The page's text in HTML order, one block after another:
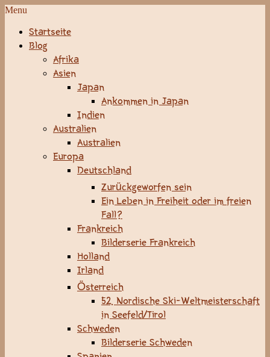
Menu
Startseite
Blog
Afrika
Asien
Japan
Ankommen in Japan
Indien
Australien
Australien
Europa
Deutschland
Zurückgeworfen sein
Ein Leben in Freiheit oder im freien
Fall?
Frankreich
Bilderserie Frankreich
Holland
Irland
Österreich
52. Nordische Ski-Weltmeisterschaft
in Seefeld/Tirol
Schweden
Bilderserie Schweden